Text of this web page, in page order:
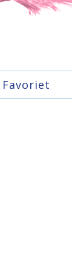
Favoriet